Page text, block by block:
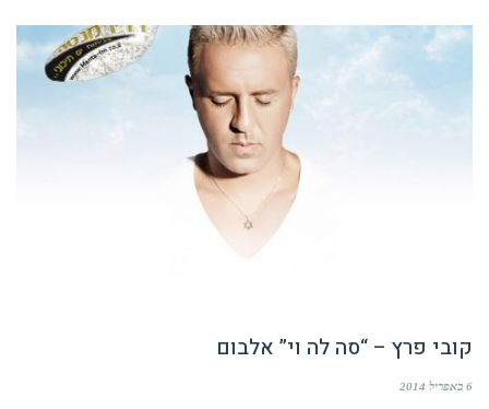
קובי פרץ – “סה לה וי” אלבום
6 באפריל 2014